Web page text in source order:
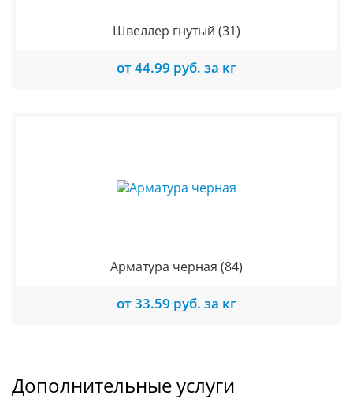
Швеллер гнутый (31)
от 44.99 руб. за кг
Арматура черная (84)
от 33.59 руб. за кг
Дополнительные услуги